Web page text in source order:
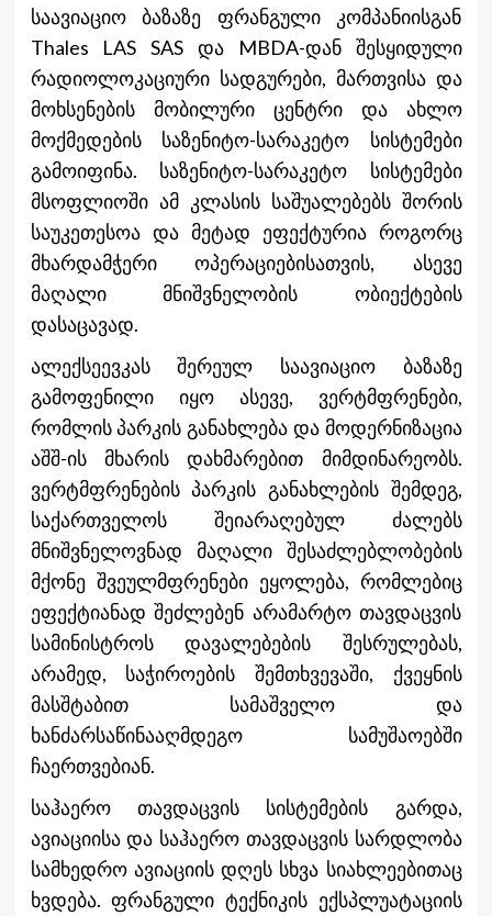
საავიაციო ბაზაზე ფრანგული კომპანიისგან
Thales LAS SAS და MBDA-დან შესყიდული
რადიოლოკაციური სადგურები, მართვისა და
მოხსენების მობილური ცენტრი და ახლო
მოქმედების საზენიტო-სარაკეტო სისტემები
გამოიფინა. საზენიტო-სარაკეტო სისტემები
მსოფლიოში ამ კლასის საშუალებებს შორის
საუკეთესოა და მეტად ეფექტურია როგორც
მხარდამჭერი ოპერაციებისათვის, ასევე
მაღალი მნიშვნელობის ობიექტების
დასაცავად.
ალექსეევკას შერეულ საავიაციო ბაზაზე
გამოფენილი იყო ასევე, ვერტმფრენები,
რომლის პარკის განახლება და მოდერნიზაცია
აშშ-ის მხარის დახმარებით მიმდინარეობს.
ვერტმფრენების პარკის განახლების შემდეგ,
საქართველოს შეიარაღებულ ძალებს
მნიშვნელოვნად მაღალი შესაძლებლობების
მქონე შვეულმფრენები ეყოლება, რომლებიც
ეფექტიანად შეძლებენ არამარტო თავდაცვის
სამინისტროს დავალებების შესრულებას,
არამედ, საჭიროების შემთხვევაში, ქვეყნის
მასშტაბით სამაშველო და
ხანძარსაწინააღმდეგო სამუშაოებში
ჩაერთვებიან.
საჰაერო თავდაცვის სისტემების გარდა,
ავიაციისა და საჰაერო თავდაცვის სარდლობა
სამხედრო ავიაციის დღეს სხვა სიახლეებითაც
ხვდება. ფრანგული ტექნიკის ექსპლუატაციის